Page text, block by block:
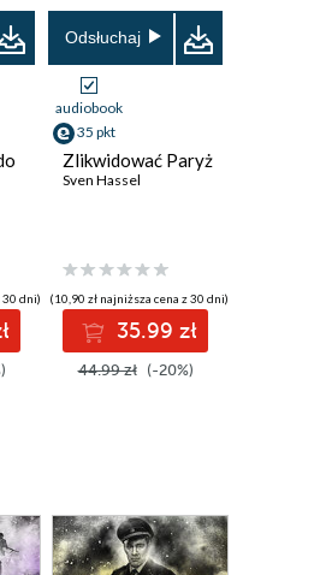
30 dni)
Odsłuchaj
audiobook
35 pkt
Zlikwidować Paryż
Sven Hassel
(10,90 zł najniższa cena z 30 dni)
35.99 zł
44.99 zł (-20%)